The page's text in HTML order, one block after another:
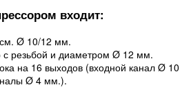
входит:
Ø 10/12 мм.
с резьбой и диаметром Ø 12 мм.
на 16 выходов (входной канал Ø 10
Ø 4 мм.).